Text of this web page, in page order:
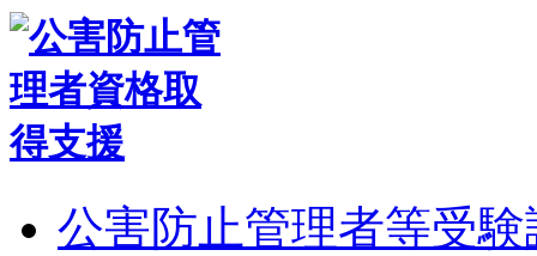
公害防止管理者等受